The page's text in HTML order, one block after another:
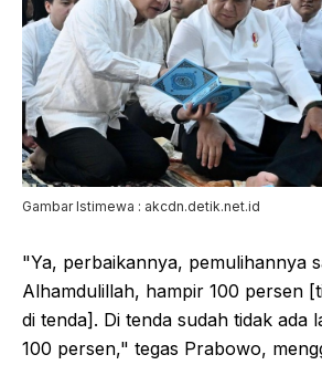
Gambar Istimewa : akcdn.detik.net.id
"Ya, perbaikannya, pemulihannya
Alhamdulillah, hampir 100 persen
di tenda]. Di tenda sudah tidak ada
100 persen," tegas Prabowo,